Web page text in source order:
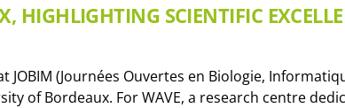
HIGHLIGHTING SCIENTIFIC
JOBIM (Journées Ouvertes en Biologie,
of Bordeaux. For WAVE, a research centre